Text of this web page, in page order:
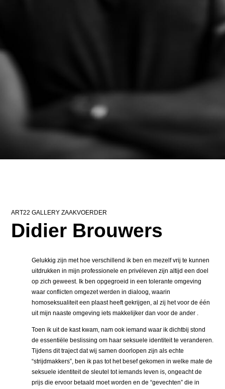
ART22 GALLERY ZAAKVOERDER
Didier Brouwers
Gelukkig zijn met hoe verschillend ik ben en mezelf vrij te kunnen
uitdrukken in mijn professionele en privéleven zijn altijd een doel
op zich geweest. Ik ben opgegroeid in een tolerante omgeving
waar conflicten omgezet werden in dialoog, waarin
homoseksualiteit een plaast heeft gekrijgen, al zij het voor de één
uit mijn naaste omgeving iets makkelijker dan voor de ander .
Toen ik uit de kast kwam, nam ook iemand waar ik dichtbij stond
de essentiële beslissing om haar seksuele identiteit te veranderen.
Tijdens dit traject dat wij samen doorlopen zijn als echte
“strijdmakkers”, ben ik pas tot het besef gekomen in welke mate de
seksuele identiteit de sleutel tot iemands leven is, ongeacht de
prijs die ervoor betaald moet worden en de “gevechten” die in